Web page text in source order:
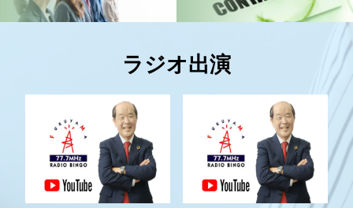
ラジオ出演